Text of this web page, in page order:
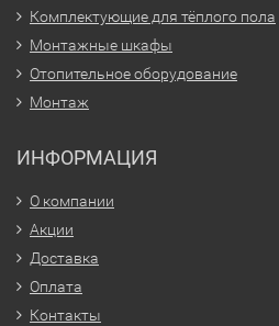
Комплектующие для тёплого пола
Монтажные шкафы
Отопительное оборудование
Монтаж
ИНФОРМАЦИЯ
О компании
Акции
Доставка
Оплата
Контакты